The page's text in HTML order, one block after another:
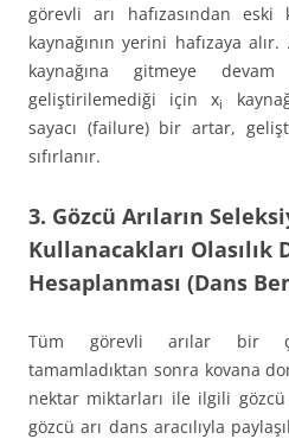
görevli arı hafızasından
kaynağının yerini hafızaya
kaynağına gitmeye
geliştirilemediği için xi
sayacı (failure) bir artar,
sıfırlanır.
3. Gözcü Arıların
Kullanacakları Olasılık
Hesaplanması (Dans
Tüm görevli arılar bir
tamamladıktan sonra kovana
nektar miktarları ile ilgili
gözcü arı dans aracılıyla